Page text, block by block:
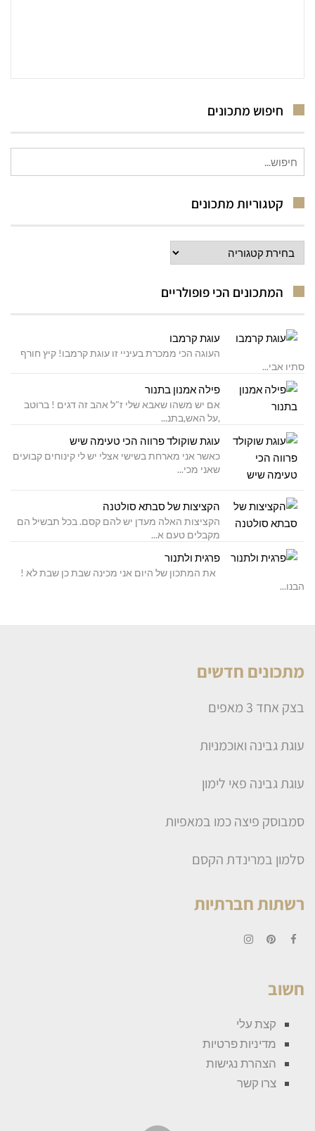
חיפוש מתכונים
עבור:
קטגוריות מתכונים
קטגוריות
מתכונים
המתכונים הכי פופולריים
עוגת קרמבו
העוגה הכי ממכרת בעיניי זו עוגת קרמבו! קיץ חורף
סתיו אבי...
פילה אמנון בתנור
אם יש משהו שאבא שלי ז"ל אהב זה דגים ! ברוטב
,על האש,בתנ...
עוגת שוקולד פרווה הכי טעימה שיש
כאשר אני מארחת בשישי אצלי יש לי קינוחים קבועים
שאני מכי...
הקציצות של סבתא סולטנה
הקציצות האלה מעדן יש להם קסם. בכל תבשיל הם
מקבלים טעם א...
פרגית ולתנור
את המתכון של היום אני מכינה שבת כן שבת לא !
הבנו...
מתכונים חדשים
בצק אחד 3 מאפים
עוגת גבינה ואוכמניות
עוגת גבינה פאי לימון
סמבוסק פיצה כמו במאפיות
סלמון במרינדת הקסם
רשתות חברתיות
חשוב
קצת עלי
מדיניות פרטיות
הצהרת נגישות
צרו קשר